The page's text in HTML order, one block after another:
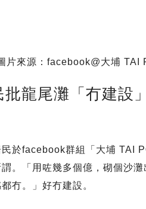
片來源：facebook@大埔 TAI
批龍尾灘「冇建設
於facebook群組「大埔 TAI
。「用咗幾多個億，砌個沙
冇。」好冇建設。